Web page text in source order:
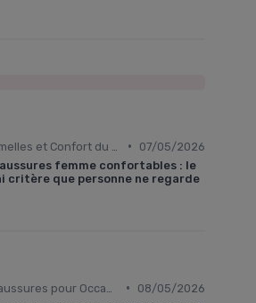
•
07/05/2026
femme confortables : le
critère que personne ne regarde
•
08/05/2026